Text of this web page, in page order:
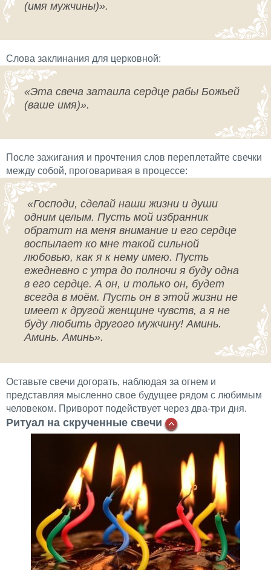
(имя мужчины)».
Слова заклинания для церковной:
«Эта свеча затаила сердце рабы Божьей
(ваше имя)».
После зажигания и прочтения слов переплетайте свечки
между собой, проговаривая в процессе:
«Господи, сделай наши жизни и души
одним целым. Пусть мой избранник
обратит на меня внимание и его сердце
воспылает ко мне такой сильной
любовью, как я к нему имею. Пусть
ежедневно с утра до полночи я буду одна
в его сердце. А он, и только он, будет
всегда в моём. Пусть он в этой жизни не
имеет к другой женщине чувств, а я не
буду любить другого мужчину! Аминь.
Аминь. Аминь».
Оставьте свечи догорать, наблюдая за огнем и
представляя мысленно свое будущее рядом с любимым
человеком. Приворот подействует через два-три дня.
Ритуал на скрученные свечи